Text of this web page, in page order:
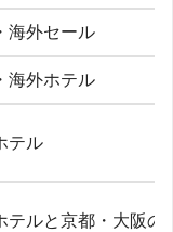
海外セール
海外ホテル
テル
テルと京都・大阪の